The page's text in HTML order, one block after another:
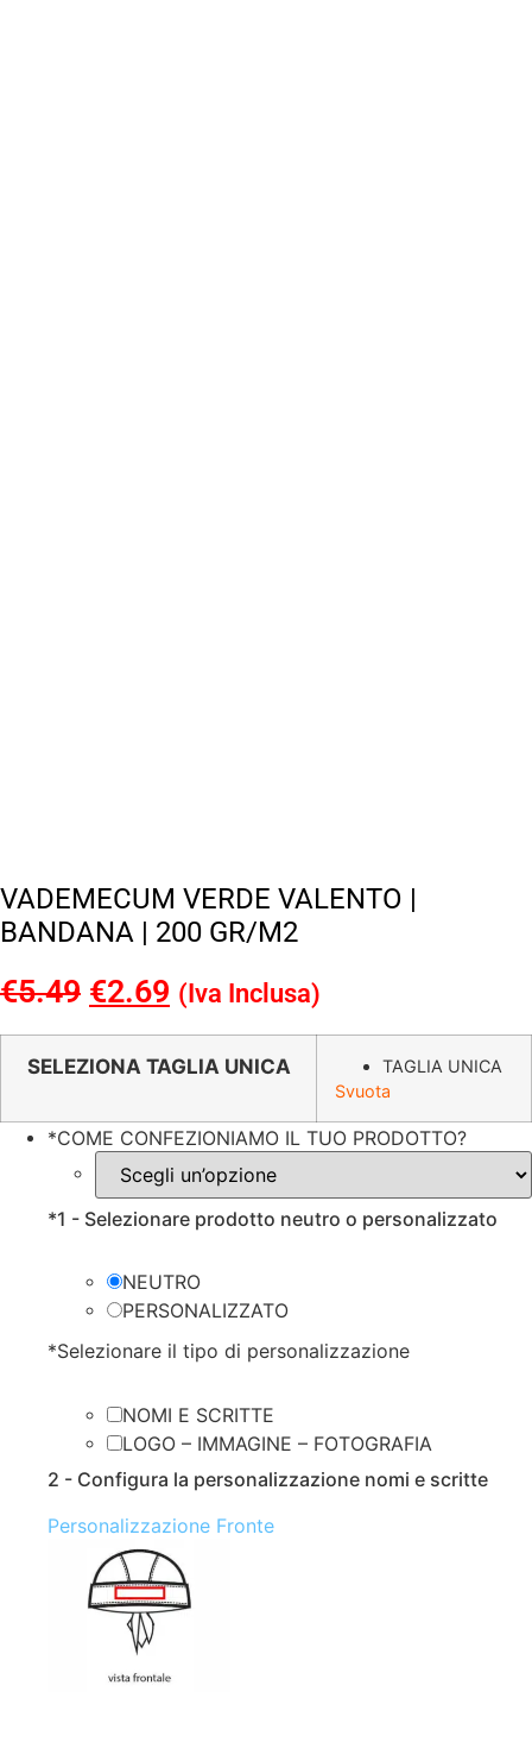
VADEMECUM VERDE VALENTO |
BANDANA | 200 GR/M2
€5.49 Il
prezzo
originale
€5.49.
€2.69 Il
prezzo
attuale
€2.69.
(Iva Inclusa)
SELEZIONA TAGLIA UNICA
TAGLIA UNICA
Svuota
*COME CONFEZIONIAMO IL TUO PRODOTTO?
*1 - Selezionare prodotto neutro o personalizzato
NEUTRO
PERSONALIZZATO
*Selezionare il tipo di personalizzazione
NOMI E SCRITTE
LOGO – IMMAGINE – FOTOGRAFIA
2 - Configura la personalizzazione nomi e scritte
Personalizzazione Fronte